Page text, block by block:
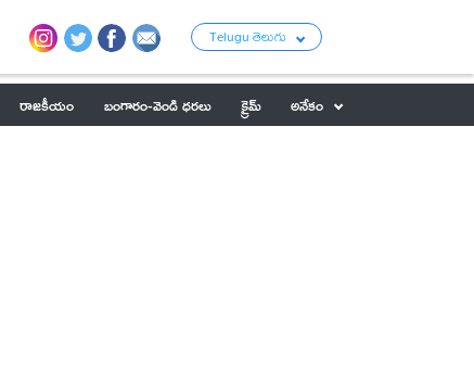
Telugu తెలుగు
రాజకీయం బంగారం-వెండి ధరలు క్రైమ్
అనేకం